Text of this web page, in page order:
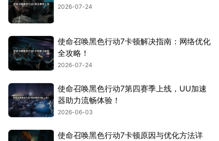
2026-07-24
使命召唤黑色行动7卡顿解决指南：网络优化
全攻略！
2026-07-24
使命召唤黑色行动7第四赛季上线，UU加速
器助力流畅体验！
2026-06-03
使命召唤黑色行动7卡顿原因与优化方法详